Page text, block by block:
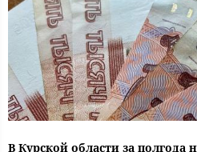
В Курской области за полгода